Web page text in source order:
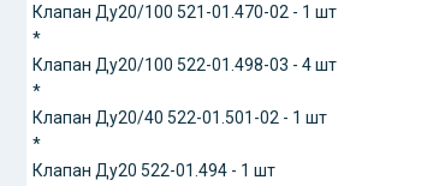
Клапан Ду20/100 521-01.470-02 - 1 шт
*
Клапан Ду20/100 522-01.498-03 - 4 шт
*
Клапан Ду20/40 522-01.501-02 - 1 шт
*
Клапан Ду20 522-01.494 - 1 шт